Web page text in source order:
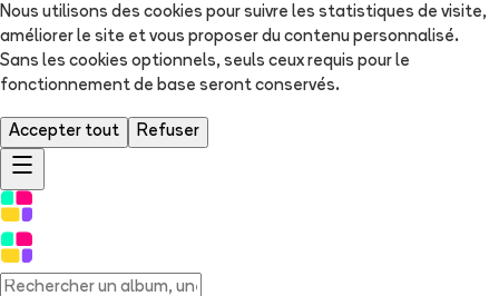
Nous utilisons des cookies pour suivre les statistiques de visite,
améliorer le site et vous proposer du contenu personnalisé.
Sans les cookies optionnels, seuls ceux requis pour le
fonctionnement de base seront conservés.
Accepter tout Refuser